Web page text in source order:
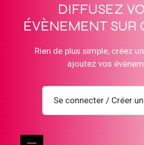
DIFFUSEZ
ÉVÈNEMENT SUR
Rien de plus simple, créez
ajoutez vos
Se connecter / Créer